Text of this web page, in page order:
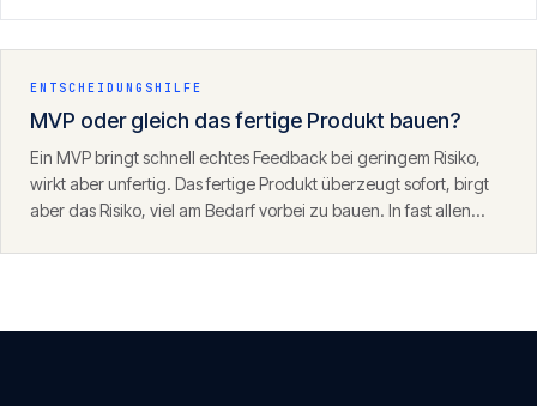
ENTSCHEIDUNGSHILFE
MVP oder gleich das fertige Produkt bauen?
Ein MVP bringt schnell echtes Feedback bei geringem Risiko,
wirkt aber unfertig. Das fertige Produkt überzeugt sofort, birgt
aber das Risiko, viel am Bedarf vorbei zu bauen. In fast allen